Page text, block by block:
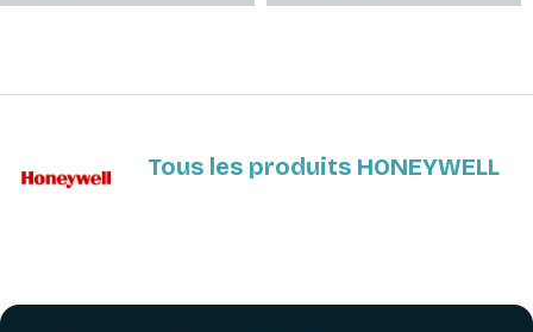
Tous les produits HONEYWELL